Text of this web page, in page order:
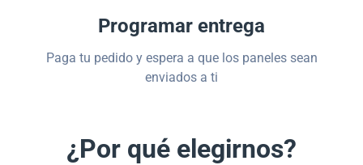
Programar entrega
Paga tu pedido y espera a que los paneles sean
enviados a ti
¿Por qué elegirnos?